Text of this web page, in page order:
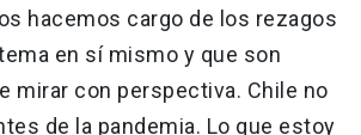
hacemos cargo de los rezagos
en sí mismo y que son
mirar con perspectiva. Chile no
de la pandemia. Lo que estoy